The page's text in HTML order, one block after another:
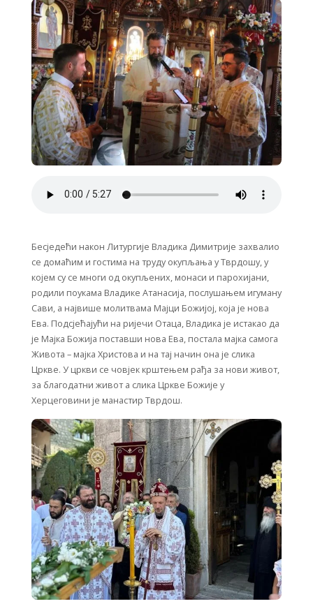
Бесједећи након Литургије Владика Димитрије захвалио
се домаћим и гостима на труду окупљања у Тврдошу, у
којем су се многи од окупљених, монаси и парохијани,
родили поукама Владике Атанасија, послушањем игуману
Сави, а највише молитвама Мајци Божијој, која је нова
Ева. Подсјећајући на ријечи Отаца, Владика је истакао да
је Мајка Божија поставши нова Ева, постала мајка самога
Живота – мајка Христова и на тај начин она је слика
Цркве. У цркви се човјек крштењем рађа за нови живот,
за благодатни живот а слика Цркве Божије у
Херцеговини је манастир Тврдош.